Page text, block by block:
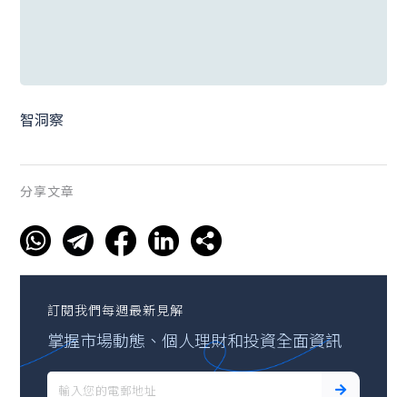
智洞察
分享文章
訂閱我們每週最新見解
掌握市場動態、個人理財和投資全面資訊